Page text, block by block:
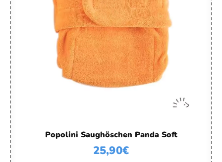
Popolini Saughöschen Panda Soft
25,90€